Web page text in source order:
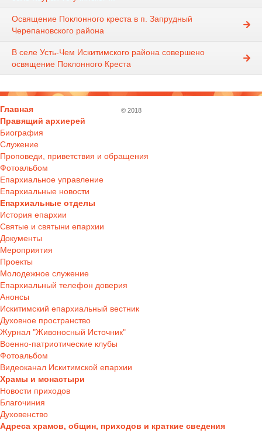
Освящение Поклонного креста в п. Запрудный
Черепановского района
В селе Усть-Чем Искитимского района совершено
освящение Поклонного Креста
Главная
Правящий архиерей
Биография
Служение
Проповеди, приветствия и обращения
Фотоальбом
Епархиальное управление
Епархиальные новости
Епархиальные отделы
История епархии
Святые и святыни епархии
Документы
Мероприятия
Проекты
Молодежное служение
Епархиальный телефон доверия
Анонсы
Искитимский епархиальный вестник
Духовное пространство
Журнал "Живоносный Источник"
Военно-патриотические клубы
Фотоальбом
Видеоканал Искитимской епархии
Храмы и монастыри
Новости приходов
Благочиния
Духовенство
Адреса храмов, общин, приходов и краткие сведения
© 2018